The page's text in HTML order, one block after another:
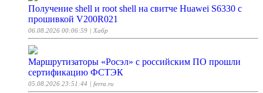
Получение shell и root shell на свитче Huawei S6330 с
прошивкой V200R021
06.08.2026 00:06:59 | Хабр
Маршрутизаторы «Росэл» с российским ПО прошли
сертификацию ФСТЭК
05.08.2026 23:51:44 | ferra.ru